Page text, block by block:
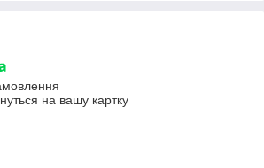
на вашу картку